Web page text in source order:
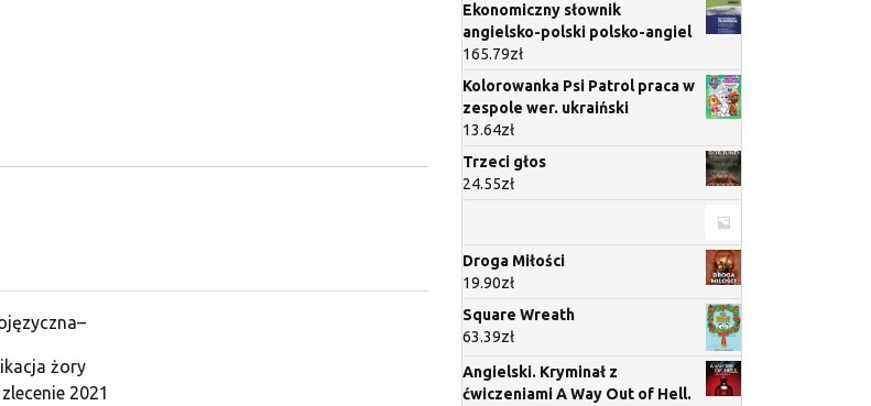
żory
2021
Ekonomiczny słownik
angielsko-polski polsko-angiel
165.79zł
Kolorowanka Psi Patrol praca w
zespole wer. ukraiński
13.64zł
Trzeci głos
24.55zł
Droga Miłości
19.90zł
Square Wreath
63.39zł
Angielski. Kryminał z
ćwiczeniami A Way Out of Hell.